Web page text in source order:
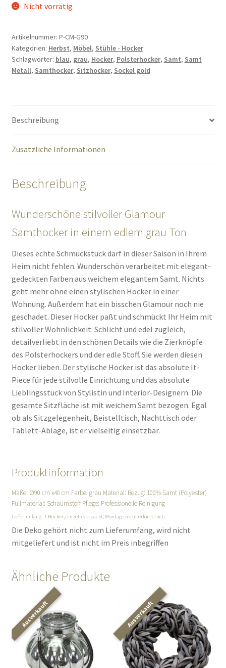
Nicht vorrätig
Artikelnummer: P-CM-G90
Kategorien: Herbst, Möbel, Stühle - Hocker
Schlagwörter: blau, grau, Hocker, Polsterhocker, Samt, Samt
Metall, Samthocker, Sitzhocker, Sockel gold
Beschreibung
Zusätzliche Informationen
Beschreibung
Wunderschöne stilvoller Glamour
Samthocker in einem edlem grau Ton
Dieses echte Schmuckstück darf in dieser Saison in Ihrem
Heim nicht fehlen. Wunderschön verarbeitet mit elegant-
gedeckten Farben aus weichem elegantem Samt. Nichts
geht mehr ohne einen stylischen Hocker in einer
Wohnung. Außerdem hat ein bisschen Glamour noch nie
geschadet. Dieser Hocker paßt und schmückt Ihr Heim mit
stilvoller Wohnlichkeit. Schlicht und edel zugleich,
detailverliebt in den schönen Details wie die Zierknöpfe
des Polsterhockers und der edle Stoff. Sie werden diesen
Hocker lieben. Der stylische Hocker ist das absolute It-
Piece für jede stilvolle Einrichtung und das absolute
Lieblingsstück von Stylistin und Interior-Designern. Die
gesamte Sitzfläche ist mit weichem Samt bezogen. Egal
ob als Sitzgelegenheit, Beistelltisch, Nachttisch oder
Tablett-Ablage, ist er vielseitig einsetzbar.
Produktinformation
Maße: Ø90 cm x40 cm Farbe: grau Material: Bezug: 100% Samt (Polyester)
Füllmaterial: Schaumstoff Pflege: Professionelle Reinigung
Lieferumfang : 1 Hocker, einzeln verpackt, Montage nicht erforderlich.
Die Deko gehört nicht zum Lieferumfang, wird nicht
mitgeliefert und ist nicht im Preis inbegriffen
Ähnliche Produkte